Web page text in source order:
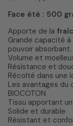
Face été : 500
Apporte de la
Grande capacité
pouvoir absorbant.
Volume et
Résistance et
Récolté dans une
Les avantages du
BIOCOTON
Tissu apportant
Solide et durable
Résistant et